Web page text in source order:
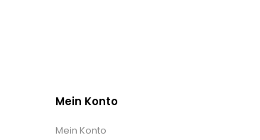
Mein Konto
Mein Konto